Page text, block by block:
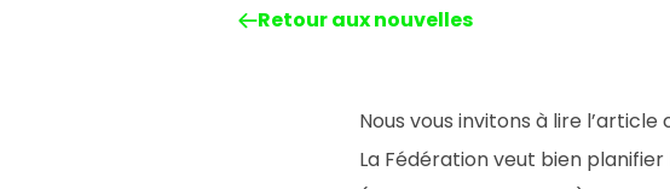
Retour aux nouvelles
Nous vous invitons à lire
La Fédération veut bien